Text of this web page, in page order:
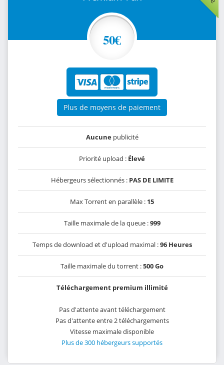
50€
Plus de moyens de paiement
Aucunepublicité
Priorité upload : Élevé
Hébergeurs sélectionnés : PAS DE LIMITE
Max Torrent en parallèle : 15
Taille maximale de la queue :999
Temps de download et d'upload maximal :96 Heures
Taille maximale du torrent :500 Go
Téléchargement premium illimité
Pas d'attente avant téléchargement
Pas d'attente entre 2 téléchargements
Vitesse maximale disponible
Plus de 300 hébergeurs supportés